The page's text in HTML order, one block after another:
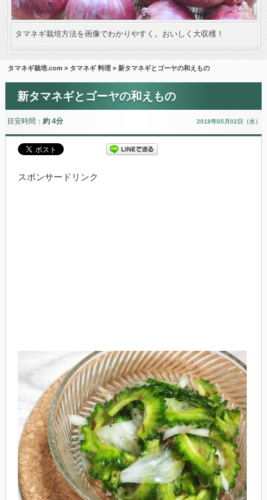
タマネギ栽培方法を画像でわかりやすく。おいしく大収穫！
タマネギ栽培.com » タマネギ 料理 » 新タマネギとゴーヤの和えもの
新タマネギとゴーヤの和えもの
目安時間： 約 4分 2018年05月02日（水）
スポンサードリンク